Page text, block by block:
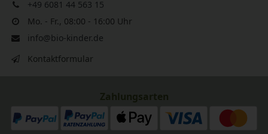
+49 6081 44 563 15
Mo. - Fr., 08:00 - 16:00 Uhr
info@bio-kinder.de
Kontaktformular
Zahlungsarten